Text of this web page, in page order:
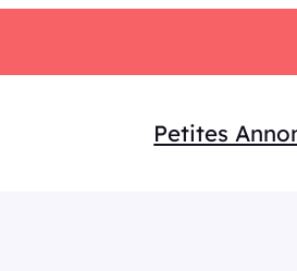
Petites